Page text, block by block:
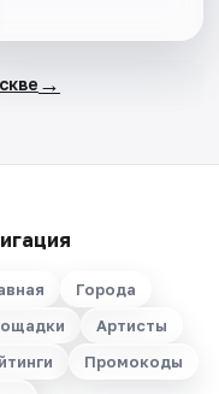
→
Города
Артисты
Промокоды